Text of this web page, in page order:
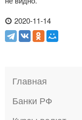
2020-11-14
Главная
Банки РФ